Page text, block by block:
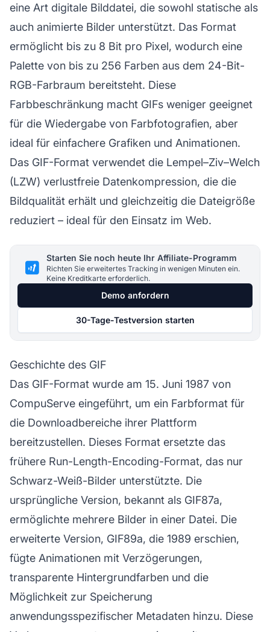
eine Art digitale Bilddatei, die sowohl statische als
auch animierte Bilder unterstützt. Das Format
ermöglicht bis zu 8 Bit pro Pixel, wodurch eine
Palette von bis zu 256 Farben aus dem 24-Bit-
RGB-Farbraum bereitsteht. Diese
Farbbeschränkung macht GIFs weniger geeignet
für die Wiedergabe von Farbfotografien, aber
ideal für einfachere Grafiken und Animationen.
Das GIF-Format verwendet die Lempel–Ziv–Welch
(LZW) verlustfreie Datenkompression, die die
Bildqualität erhält und gleichzeitig die Dateigröße
reduziert – ideal für den Einsatz im Web.
Starten Sie noch heute Ihr Affiliate-Programm
Richten Sie erweitertes Tracking in wenigen Minuten ein.
Keine Kreditkarte erforderlich.
Demo anfordern
30-Tage-Testversion starten
Geschichte des GIF
Das GIF-Format wurde am 15. Juni 1987 von
CompuServe eingeführt, um ein Farbformat für
die Downloadbereiche ihrer Plattform
bereitzustellen. Dieses Format ersetzte das
frühere Run-Length-Encoding-Format, das nur
Schwarz-Weiß-Bilder unterstützte. Die
ursprüngliche Version, bekannt als GIF87a,
ermöglichte mehrere Bilder in einer Datei. Die
erweiterte Version, GIF89a, die 1989 erschien,
fügte Animationen mit Verzögerungen,
transparente Hintergrundfarben und die
Möglichkeit zur Speicherung
anwendungsspezifischer Metadaten hinzu. Diese